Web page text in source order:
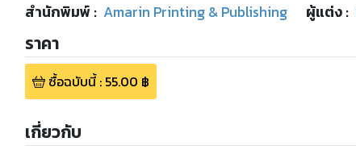
สำนักพิมพ์ : Amarin Printing & Publishing ผู้แต่ง :
ราคา
ซื้อฉบับนี้: 55.00 ฿
เกี่ยวกับ